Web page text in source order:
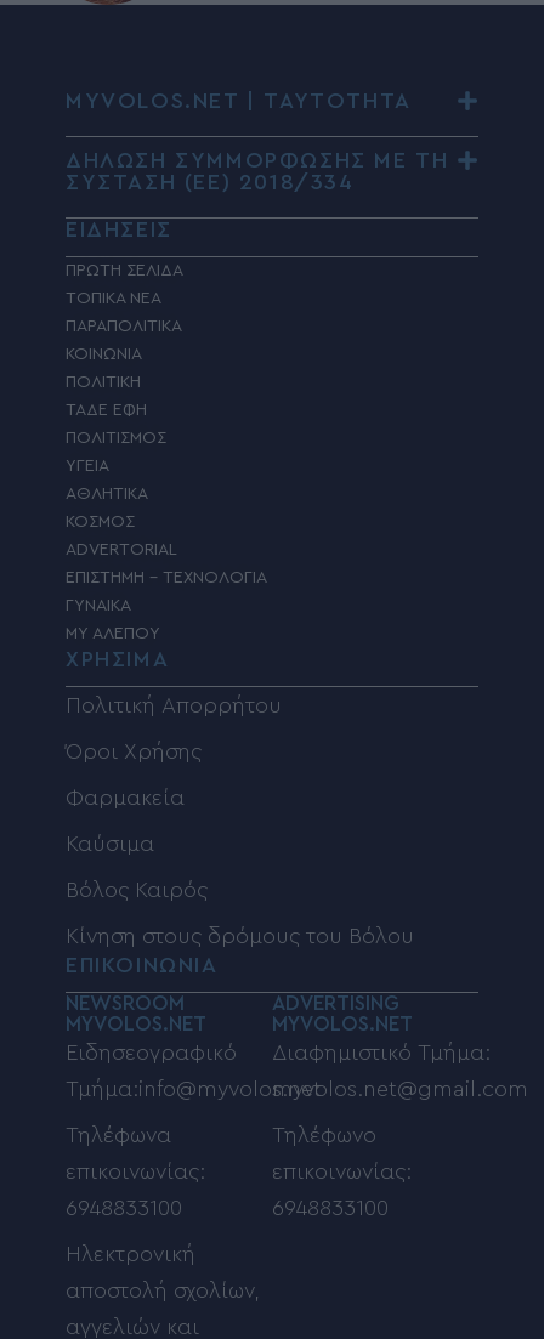
MYVOLOS.NET | ΤΑΥΤΟΤΗΤΑ
ΔΗΛΩΣΗ ΣΥΜΜΟΡΦΩΣΗΣ ΜΕ ΤΗ
ΣΥΣΤΑΣΗ (ΕΕ) 2018/334
ΕΙΔΗΣΕΙΣ
ΠΡΩΤΗ ΣΕΛΙΔΑ
ΤΟΠΙΚΑ ΝΕΑ
ΠΑΡΑΠΟΛΙΤΙΚΑ
ΚΟΙΝΩΝΙΑ
ΠΟΛΙΤΙΚΗ
ΤΑΔΕ ΕΦΗ
ΠΟΛΙΤΙΣΜΟΣ
ΥΓΕΙΑ
ΑΘΛΗΤΙΚΑ
ΚΟΣΜΟΣ
ADVERTORIAL
ΕΠΙΣΤΗΜΗ – ΤΕΧΝΟΛΟΓΙΑ
ΓΥΝΑΙΚΑ
MY ΑΛΕΠΟΥ
ΧΡΗΣΙΜΑ
Πολιτική Απορρήτου
Όροι Χρήσης
Φαρμακεία
Καύσιμα
Βόλος Καιρός
Κίνηση στους δρόμους του Βόλου
ΕΠΙΚΟΙΝΩΝΙΑ
NEWSROOM
MYVOLOS.NET
Ειδησεογραφικό
Τμήμα:info@myvolos.net
Τηλέφωνα
επικοινωνίας:
6948833100
Ηλεκτρονική
αποστολή σχολίων,
αγγελιών και
ADVERTISING
MYVOLOS.NET
Διαφημιστικό Τμήμα:
myvolos.net@gmail.com
Τηλέφωνο
επικοινωνίας:
6948833100